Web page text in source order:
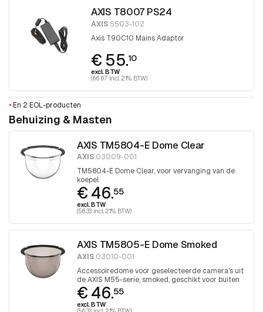
AXIS T8007 PS24
AXIS 5503-102
Axis T90C10 Mains Adaptor
€ 55.10
excl. BTW
(66.67 incl. 21% BTW)
• En 2 EOL-producten
Behuizing & Masten
AXIS TM5804-E Dome Clear
AXIS 03009-001
TM5804-E Dome Clear, voor vervanging van de
koepel
€ 46.55
excl. BTW
(56.33 incl. 21% BTW)
AXIS TM5805-E Dome Smoked
AXIS 03010-001
Accessoiredome voor geselecteerde camera's uit
de AXIS M55-serie, smoked, geschikt voor buiten
€ 46.55
excl. BTW